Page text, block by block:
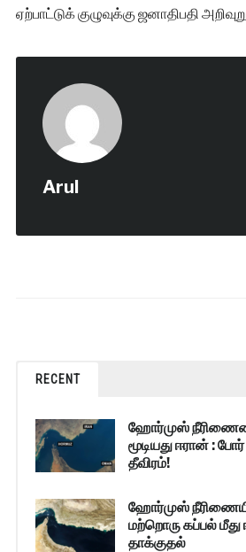
ஏற்பாட்டுக் குழுவுக்கு ஜனாதிபதி
Arul
RECENT
ஹோர்முஸ்
மூடியது ஈரான் :
தீவிரம்!
ஹோர்முஸ்
மற்றொரு கப்பல் மீது
தாக்குதல்